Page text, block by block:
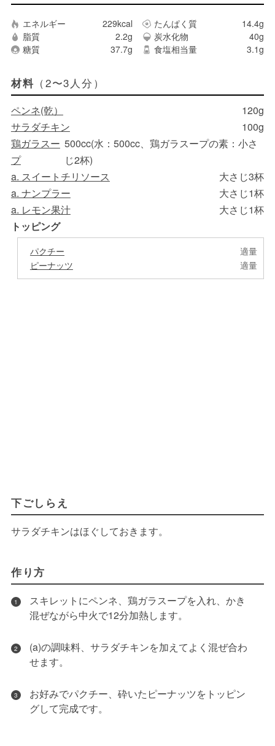
エネルギー 229kcal たんぱく質
14.4g
脂質
2.2g 炭水化物
40g
糖質
37.7g 食塩相当量 3.1g
材料 （2〜3人分）
ペンネ(乾）
120g
サラダチキン
100g
鶏ガラスー
プ
500cc(水：500cc、鶏ガラスープの素：小さ
じ2杯)
a. スイートチリソース
大さじ3杯
a. ナンプラー
大さじ1杯
a. レモン果汁
大さじ1杯
トッピング
パクチー
適量
ピーナッツ
適量
下ごしらえ
サラダチキンはほぐしておきます。
作り方
1
スキレットにペンネ、鶏ガラスープを入れ、かき
混ぜながら中火で12分加熱します。
2
(a)の調味料、サラダチキンを加えてよく混ぜ合わ
せます。
3
お好みでパクチー、砕いたピーナッツをトッピン
グして完成です。